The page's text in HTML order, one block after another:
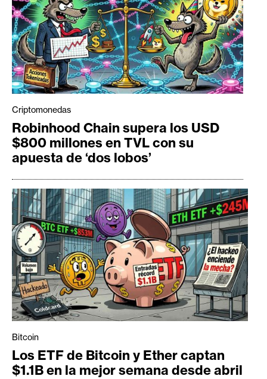
Criptomonedas
Robinhood Chain supera los USD
$800 millones en TVL con su
apuesta de ‘dos lobos’
Bitcoin
Los ETF de Bitcoin y Ether captan
$1.1B en la mejor semana desde abril